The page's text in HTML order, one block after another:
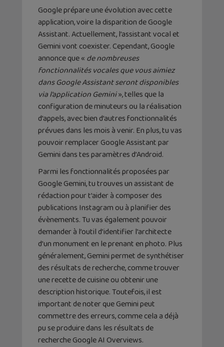
Google prépare une évolution avec cette
application, voire la disparition de Google
Assistant. Actuellement, l’assistant vocal et
Gemini vont coexister. Cependant, Google
annonce que « de nombreuses
fonctionnalités vocales que vous aimiez
dans Google Assistant seront disponibles
via l’application Gemini», telles que la
configuration de minuteurs ou la réalisation
d’appels, avec bien d’autres fonctionnalités
prévues dans les mois à venir. En plus, tu vas
pouvoir remplacer Google Assistant par
Gemini dans tes paramètres d’Android.
Parmi les fonctionnalités proposées par
Google Gemini, tu trouves un assistant de
rédaction pour t’aider à composer des
publications Instagram ou à planifier des
évènements. Tu vas également pouvoir
demander à l’outil d’identifier l’architecte
d’un monument en le prenant en photo. Plus
généralement, Gemini permet de synthétiser
des résultats de recherche, comme trouver
une recette de cuisine ou obtenir une
description historique. Toutefois, il est
important de noter que Gemini peut
commettre des erreurs, comme cela a déjà
pu se produire dans les résultats de
recherche Google AI Overviews.